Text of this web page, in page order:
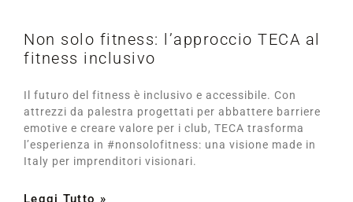
Non solo fitness: l’approccio TECA al
fitness inclusivo
Il futuro del fitness è inclusivo e accessibile. Con
attrezzi da palestra progettati per abbattere barriere
emotive e creare valore per i club, TECA trasforma
l’esperienza in #nonsolofitness: una visione made in
Italy per imprenditori visionari.
Leggi Tutto »